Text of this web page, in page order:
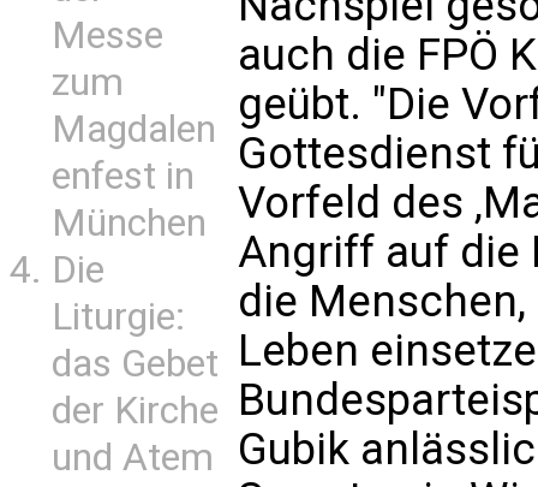
Messe
zum
Magdalen
enfest in
München
Die
Liturgie:
das Gebet
der Kirche
und Atem
auch die FPÖ
geübt. "Die
Gottesdienst
Vorfeld des
Angriff auf die
die
Leben
Gubik